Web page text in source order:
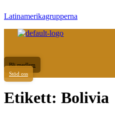
Latinamerikagrupperna
Bli medlem
Stöd oss
Etikett: Bolivia